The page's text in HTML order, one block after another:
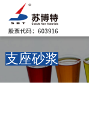
支座砂浆